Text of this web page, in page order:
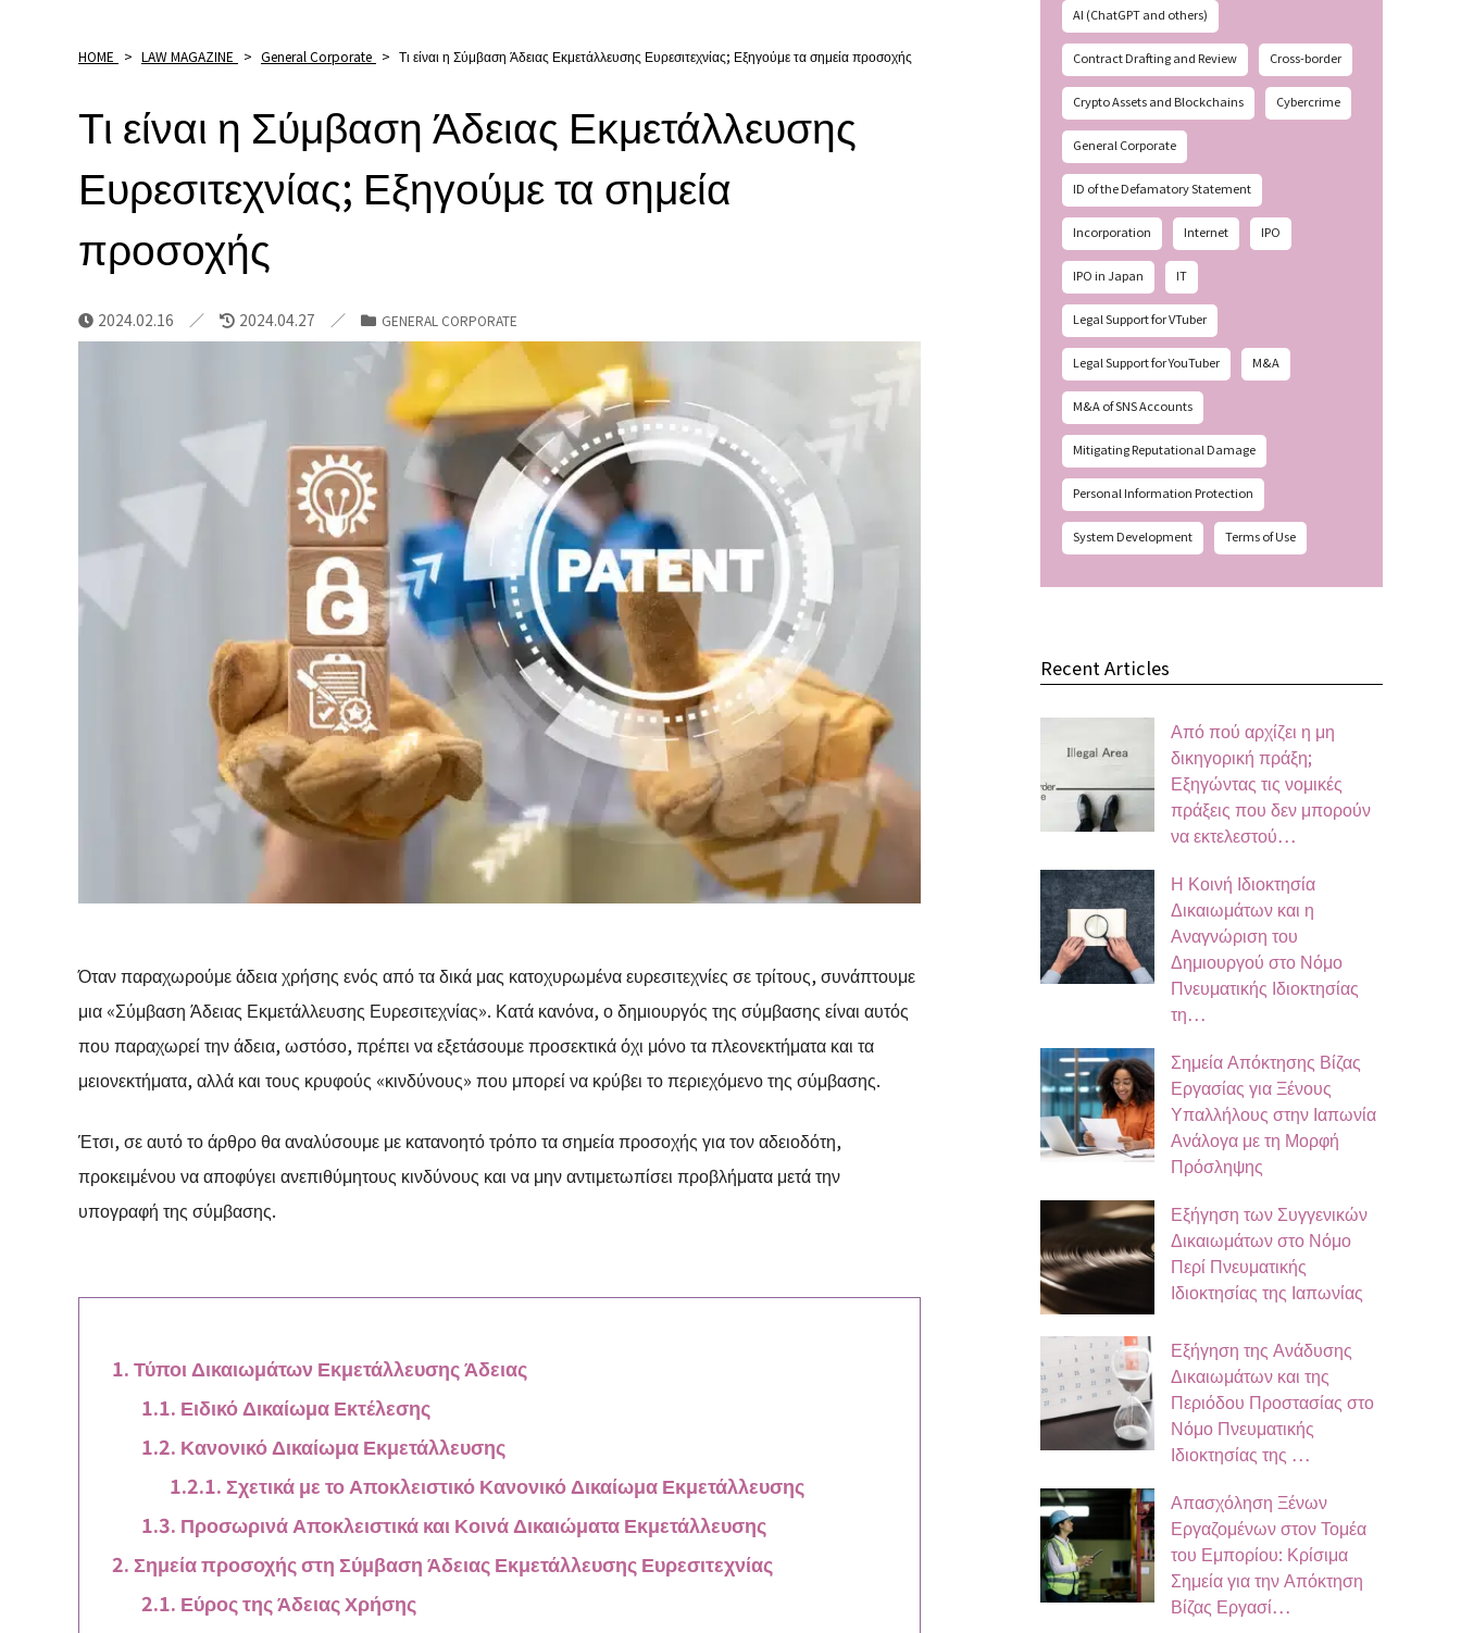
HOME > LAW MAGAZINE > General Corporate > Τι είναι η Σύμβαση Άδειας Εκμετάλλευσης Ευρεσιτεχνίας; Εξηγούμε τα σημεία προσοχής
Τι είναι η Σύμβαση Άδειας Εκμετάλλευσης
Ευρεσιτεχνίας; Εξηγούμε τα σημεία
προσοχής
2024.02.16 2024.04.27 GENERAL CORPORATE
Όταν παραχωρούμε άδεια χρήσης ενός από τα δικά μας κατοχυρωμένα ευρεσιτεχνίες σε τρίτους, συνάπτουμε
μια «Σύμβαση Άδειας Εκμετάλλευσης Ευρεσιτεχνίας». Κατά κανόνα, ο δημιουργός της σύμβασης είναι αυτός
που παραχωρεί την άδεια, ωστόσο, πρέπει να εξετάσουμε προσεκτικά όχι μόνο τα πλεονεκτήματα και τα
μειονεκτήματα, αλλά και τους κρυφούς «κινδύνους» που μπορεί να κρύβει το περιεχόμενο της σύμβασης.
Έτσι, σε αυτό το άρθρο θα αναλύσουμε με κατανοητό τρόπο τα σημεία προσοχής για τον αδειοδότη,
προκειμένου να αποφύγει ανεπιθύμητους κινδύνους και να μην αντιμετωπίσει προβλήματα μετά την
υπογραφή της σύμβασης.
Τύποι Δικαιωμάτων Εκμετάλλευσης Άδειας
Ειδικό Δικαίωμα Εκτέλεσης
Κανονικό Δικαίωμα Εκμετάλλευσης
Σχετικά με το Αποκλειστικό Κανονικό Δικαίωμα Εκμετάλλευσης
Προσωρινά Αποκλειστικά και Κοινά Δικαιώματα Εκμετάλλευσης
Σημεία προσοχής στη Σύμβαση Άδειας Εκμετάλλευσης Ευρεσιτεχνίας
Εύρος της Άδειας Χρήσης
AI (ChatGPT and others)
Contract Drafting and Review Cross-border
Crypto Assets and Blockchains Cybercrime
General Corporate
ID of the Defamatory Statement
Incorporation Internet IPO
IPO in Japan IT
Legal Support for VTuber
Legal Support for YouTuber M&A
M&A of SNS Accounts
Mitigating Reputational Damage
Personal Information Protection
System Development Terms of Use
Recent Articles
Από πού αρχίζει η μη
δικηγορική πράξη;
Εξηγώντας τις νομικές
πράξεις που δεν μπορούν
να εκτελεστού…
Η Κοινή Ιδιοκτησία
Δικαιωμάτων και η
Αναγνώριση του
Δημιουργού στο Νόμο
Πνευματικής Ιδιοκτησίας
τη…
Σημεία Απόκτησης Βίζας
Εργασίας για Ξένους
Υπαλλήλους στην Ιαπωνία
Ανάλογα με τη Μορφή
Πρόσληψης
Εξήγηση των Συγγενικών
Δικαιωμάτων στο Νόμο
Περί Πνευματικής
Ιδιοκτησίας της Ιαπωνίας
Εξήγηση της Ανάδυσης
Δικαιωμάτων και της
Περιόδου Προστασίας στο
Νόμο Πνευματικής
Ιδιοκτησίας της …
Απασχόληση Ξένων
Εργαζομένων στον Τομέα
του Εμπορίου: Κρίσιμα
Σημεία για την Απόκτηση
Βίζας Εργασί…